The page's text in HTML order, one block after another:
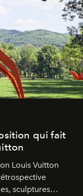
qui fait
Louis Vuitton
sculptures